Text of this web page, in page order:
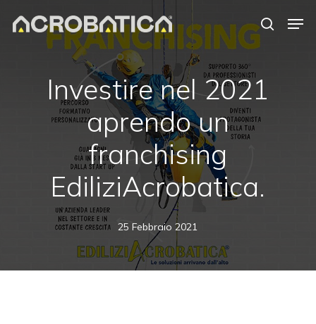
Investire nel 2021
aprendo un
franchising
EdiliziAcrobatica.
25 Febbraio 2021